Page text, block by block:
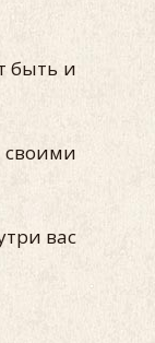
быть и
своими
вас